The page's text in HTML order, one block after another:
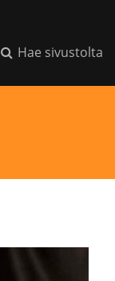
Hae sivustolta